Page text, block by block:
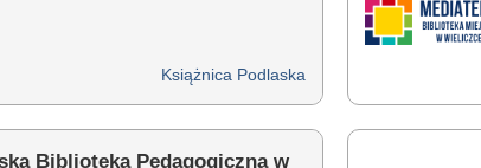
Książnica Podlaska
Biblioteka Pedagogiczna w